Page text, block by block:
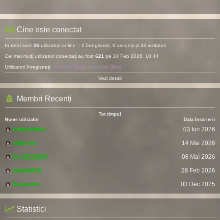
Cine este conectat
In total sunt 36 utilizatori online :: 2 înregistrați, 0 ascunși și 34 vizitatori
Cei mai mulţi utilizatori conectaţi au fost 621 pe 24 Feb 2026, 10:44
Utilizatori înregistraţi: Amazon [Bot] Semrush [Bot]
Vezi detalii
Membri Recenți
Tot timpul
Nume utilizator
Data Înscrierii
fatimathahir
03 Iun 2026
vladcvm
14 Mai 2026
fresh215250
08 Mai 2026
pomitil436
28 Feb 2026
Devendra
03 Dec 2025
Statistici